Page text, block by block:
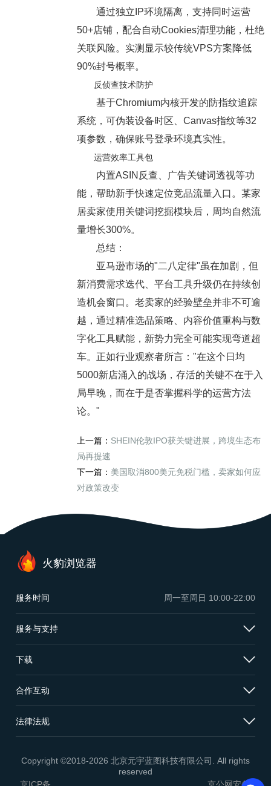
通过独立IP环境隔离，支持同时运营
50+店铺，配合自动Cookies清理功能，杜绝
关联风险。实测显示较传统VPS方案降低
90%封号概率。
反侦查技术防护
基于Chromium内核开发的防指纹追踪
系统，可伪装设备时区、Canvas指纹等32
项参数，确保账号登录环境真实性。
运营效率工具包
内置ASIN反查、广告关键词透视等功
能，帮助新手快速定位竞品流量入口。某家
居卖家使用关键词挖掘模块后，周均自然流
量增长300%。
总结：
亚马逊市场的"二八定律"虽在加剧，但
新消费需求迭代、平台工具升级仍在持续创
造机会窗口。老卖家的经验壁垒并非不可逾
越，通过精准选品策略、内容价值重构与数
字化工具赋能，新势力完全可能实现弯道超
车。正如行业观察者所言："在这个日均
5000新店涌入的战场，存活的关键不在于入
局早晚，而在于是否掌握科学的运营方法
论。"
上一篇： SHEIN伦敦IPO获关键进展，跨境生态布
局再提速
下一篇： 美国取消800美元免税门槛，卖家如何应
对政策改变
服务时间 周一至周日 10:00-22:00
火豹浏览器
服务与支持
下载
合作互动
法律法规
Copyright ©2018-2026 北京元宇蓝图科技有限公司. All rights
reserved